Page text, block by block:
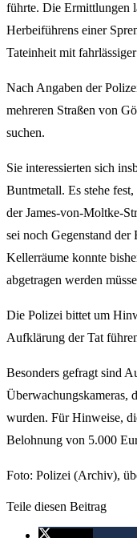
führte. Die Ermittlungen
Herbeiführens einer
Tateinheit mit
Nach Angaben der
mehreren Straßen von
suchen.
Sie interessierten sich
Buntmetall. Es stehe
der James-von-Moltke-
sei noch Gegenstand
Kellerräume konnte
abgetragen werden
Die Polizei bittet um
Aufklärung der Tat
Besonders gefragt sind
Überwachungskameras,
wurden. Für Hinweise,
Belohnung von 5.000
Foto: Polizei (Archiv),
Teile diesen Beitrag